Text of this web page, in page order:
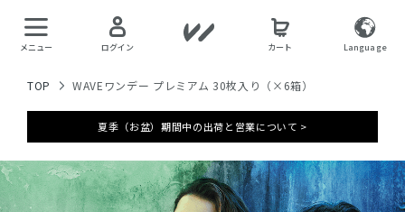
メニュー ログイン カート Language
TOP WAVEワンデー プレミアム 30枚入り（×6箱）
夏季（お盆）期間中の出荷と営業について >